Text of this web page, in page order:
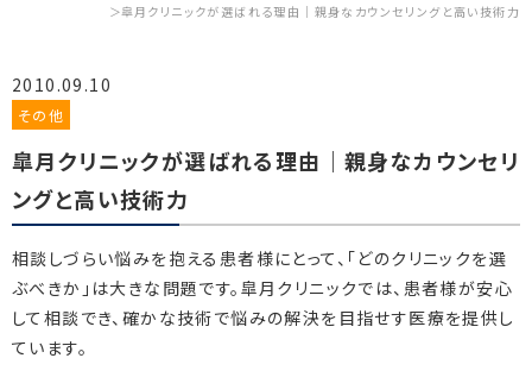
皐月クリニックが選ばれる理由｜親身なカウンセリングと高い技術力
2010.09.10
その他
皐月クリニックが選ばれる理由｜親身なカウンセリ
ングと高い技術力
相談しづらい悩みを抱える患者様にとって、「どのクリニックを選
ぶべきか」は大きな問題です。皐月クリニックでは、患者様が安心
して相談でき、確かな技術で悩みの解決を目指せす医療を提供し
ています。